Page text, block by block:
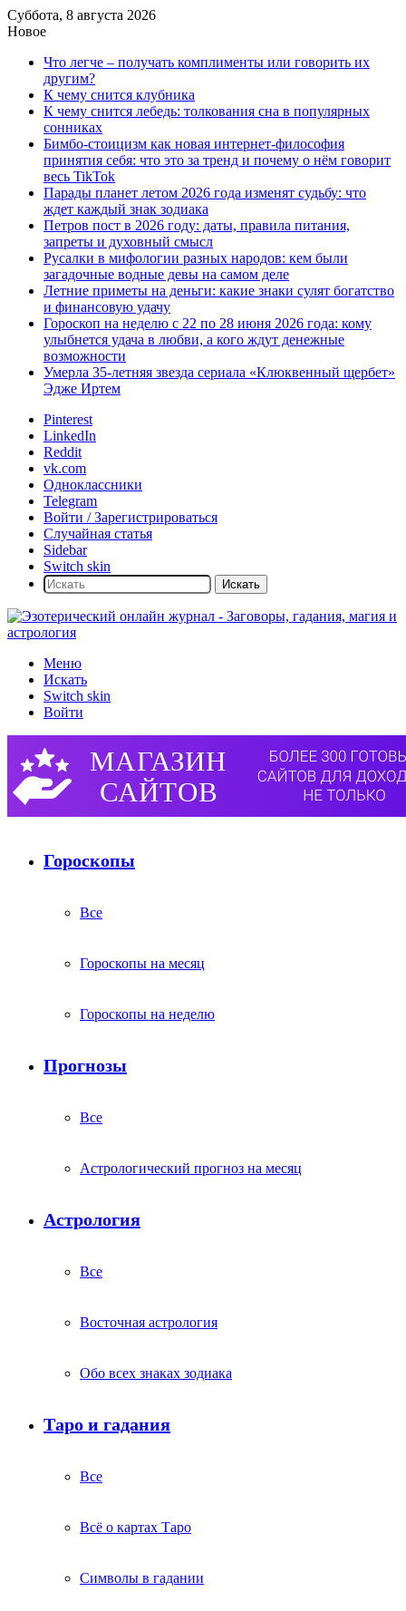
Суббота, 8 августа 2026
Новое
Что легче – получать комплименты или говорить их
другим?
К чему снится клубника
К чему снится лебедь: толкования сна в популярных
сонниках
Бимбо-стоицизм как новая интернет-философия
принятия себя: что это за тренд и почему о нём говорит
весь TikTok
Парады планет летом 2026 года изменят судьбу: что
ждет каждый знак зодиака
Петров пост в 2026 году: даты, правила питания,
запреты и духовный смысл
Русалки в мифологии разных народов: кем были
загадочные водные девы на самом деле
Летние приметы на деньги: какие знаки сулят богатство
и финансовую удачу
Гороскоп на неделю с 22 по 28 июня 2026 года: кому
улыбнется удача в любви, а кого ждут денежные
возможности
Умерла 35-летняя звезда сериала «Клюквенный щербет»
Эдже Иртем
Pinterest
LinkedIn
Reddit
vk.com
Одноклассники
Telegram
Войти / Зарегистрироваться
Случайная статья
Sidebar
Switch skin
Искать
Меню
Искать
Switch skin
Войти
Гороскопы
Все
Гороскопы на месяц
Гороскопы на неделю
Прогнозы
Все
Астрологический прогноз на месяц
Астрология
Все
Восточная астрология
Обо всех знаках зодиака
Таро и гадания
Все
Всё о картах Таро
Символы в гадании